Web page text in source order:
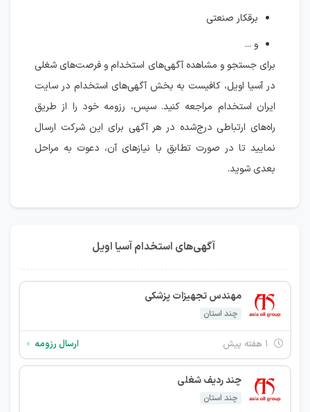
برقکار صنعتی
و ...
برای جستجو و مشاهده آگهی‌های استخدام و فرصت‌های شغلی
در آسیا اویل، کافیست به بخش آگهی‌های استخدام در سایت
ایران استخدام مراجعه کنید. سپس، رزومه خود را از طریق
راه‌های ارتباطی درج‌شده در هر آگهی برای این شرکت ارسال
نمایید تا در صورت تطابق با نیازهای آن، دعوت به مراحل
بعدی شوید.
آگهی‌های استخدام آسیا اویل
مهندس تجهیزات پزشکی
چند استان
ارسال رزومه
چند ردیف شغلی
چند استان